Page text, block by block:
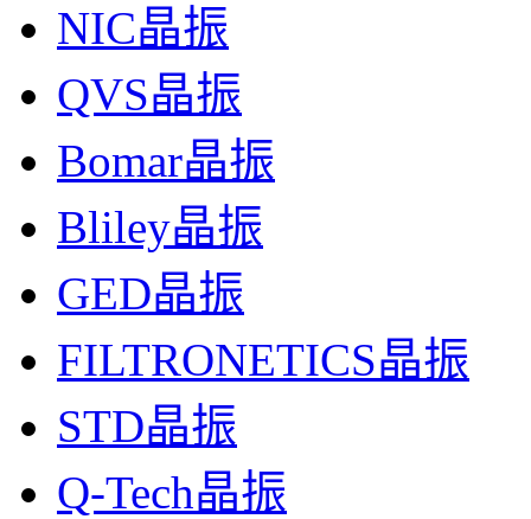
NIC晶振
QVS晶振
Bomar晶振
Bliley晶振
GED晶振
FILTRONETICS晶振
STD晶振
Q-Tech晶振